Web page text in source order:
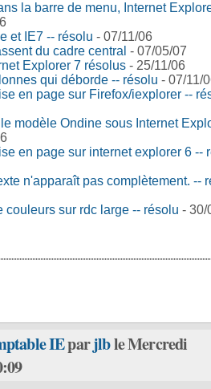
la barre de menu, Internet
et IE7 -- résolu - 07/11/06
du cadre central - 07/05/07
Explorer 7 résolus - 25/11/06
qui déborde -- résolu - 07/11/
en page sur Firefox/iexplorer --
modèle Ondine sous Internet
en page sur internet explorer 6 --
n'apparaît pas complètement. --
couleurs sur rdc large -- résolu - 30/
IEparjlble Mercredi